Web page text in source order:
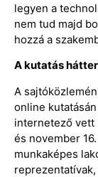
legyen a
nem tud majd
hozzá a
A kutatás
A
online
internetező vett
és november
munkaképes